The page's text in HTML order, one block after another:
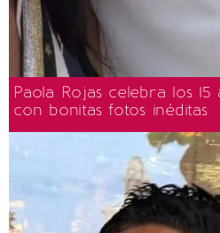
Paola Rojas celebra los
con bonitas fotos inéditas